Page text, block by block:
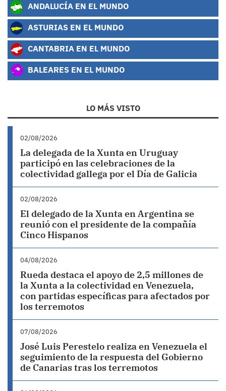
ANDALUCÍA EN EL MUNDO
ASTURIAS EN EL MUNDO
CANTABRIA EN EL MUNDO
BALEARES EN EL MUNDO
LO MÁS VISTO
02/08/2026
La delegada de la Xunta en Uruguay
participó en las celebraciones de la
colectividad gallega por el Día de Galicia
02/08/2026
El delegado de la Xunta en Argentina se
reunió con el presidente de la compañía
Cinco Hispanos
04/08/2026
Rueda destaca el apoyo de 2,5 millones de
la Xunta a la colectividad en Venezuela,
con partidas específicas para afectados por
los terremotos
07/08/2026
José Luis Perestelo realiza en Venezuela el
seguimiento de la respuesta del Gobierno
de Canarias tras los terremotos